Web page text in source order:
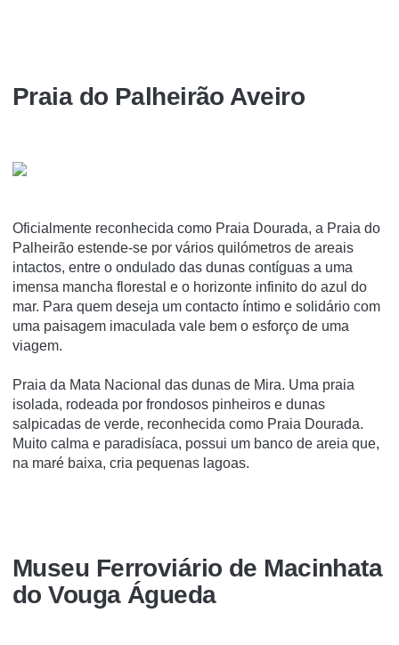
Praia do Palheirão Aveiro
Oficialmente reconhecida como Praia Dourada, a Praia do
Palheirão estende-se por vários quilómetros de areais
intactos, entre o ondulado das dunas contíguas a uma
imensa mancha florestal e o horizonte infinito do azul do
mar. Para quem deseja um contacto íntimo e solidário com
uma paisagem imaculada vale bem o esforço de uma
viagem.
Praia da Mata Nacional das dunas de Mira. Uma praia
isolada, rodeada por frondosos pinheiros e dunas
salpicadas de verde, reconhecida como Praia Dourada.
Muito calma e paradisíaca, possui um banco de areia que,
na maré baixa, cria pequenas lagoas.
Museu Ferroviário de Macinhata
do Vouga Águeda